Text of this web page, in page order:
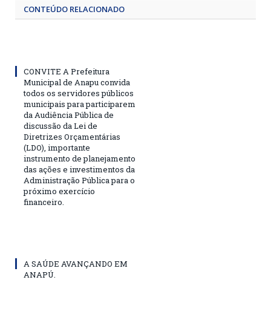
CONTEÚDO RELACIONADO
CONVITE A Prefeitura
Municipal de Anapu convida
todos os servidores públicos
municipais para participarem
da Audiência Pública de
discussão da Lei de
Diretrizes Orçamentárias
(LDO), importante
instrumento de planejamento
das ações e investimentos da
Administração Pública para o
próximo exercício
financeiro.
A SAÚDE AVANÇANDO EM
ANAPÚ.